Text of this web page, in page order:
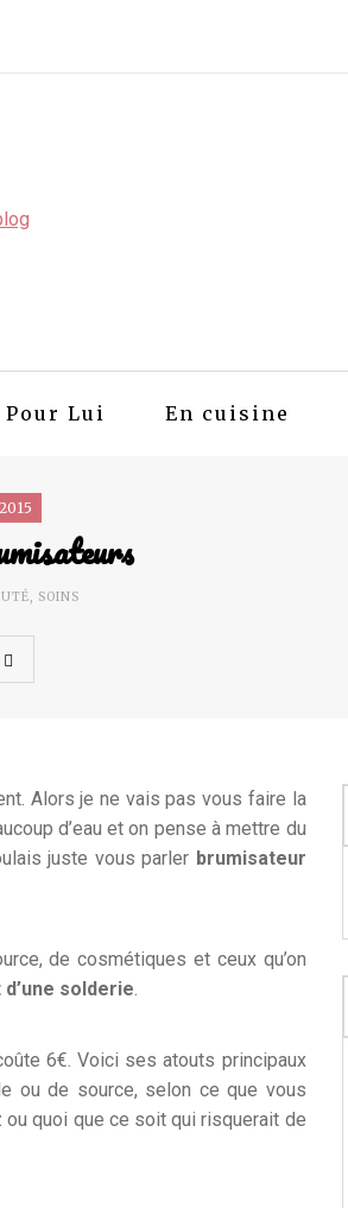
Pour Lui En cuisine
, SOINS
Alors je ne vais pas vous faire la
d’eau et on pense à mettre du
juste vous parler brumisateur
de cosmétiques et ceux qu’on
solderie.
6€. Voici ses atouts principaux
ou de source, selon ce que vous
quoi que ce soit qui risquerait de